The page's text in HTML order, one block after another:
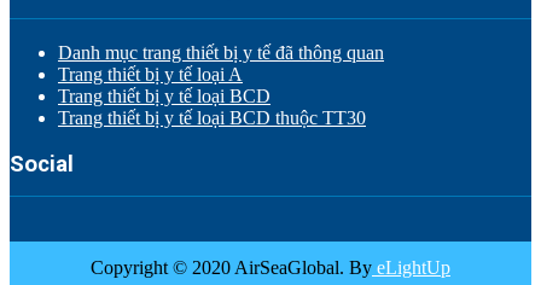
Danh mục trang thiết bị y tế đã thông quan
Trang thiết bị y tế loại A
Trang thiết bị y tế loại BCD
Trang thiết bị y tế loại BCD thuộc TT30
Social
Copyright © 2020 AirSeaGlobal. By eLightUp